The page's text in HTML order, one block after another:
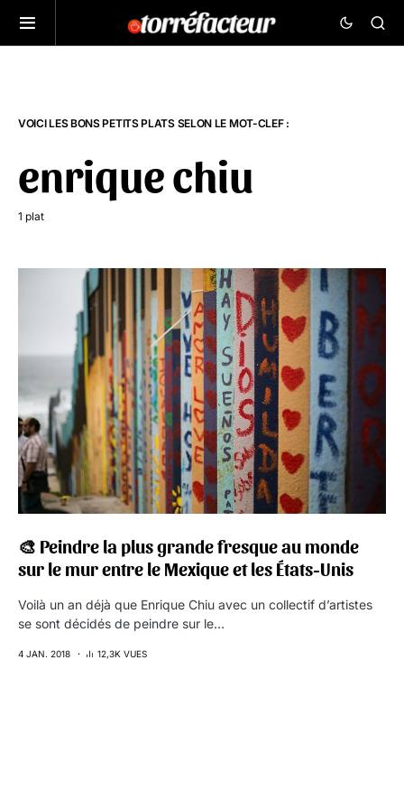
VOICI LES BONS PETITS PLATS SELON LE MOT-CLEF :
enrique chiu
1 plat
🎨 Peindre la plus grande fresque au monde
sur le mur entre le Mexique et les États-Unis
Voilà un an déjà que Enrique Chiu avec un collectif d’artistes
se sont décidés de peindre sur le…
4 JAN. 2018 12,3K VUES